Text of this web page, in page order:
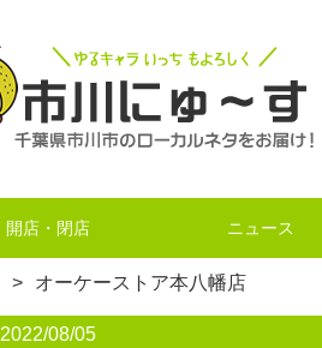
開店・閉店 ニュース
オーケーストア本八幡店
2022/08/05